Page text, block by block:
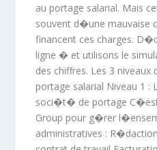
au portage salarial. Mais
souvent d�une mauvaise
financent ces charges.
ligne � et utilisons le
des chiffres. Les 3
portage salarial Niveau 1 :
soci�t� de portage
Group pour g�rer
administratives :